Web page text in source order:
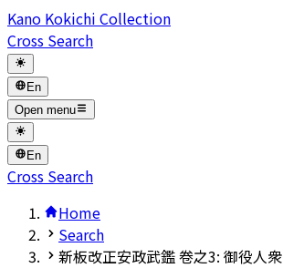
Kano Kokichi Collection
Cross Search
En
Open menu
En
Cross Search
Home
Search
新板改正安政武鑑 卷之3: 御役人衆